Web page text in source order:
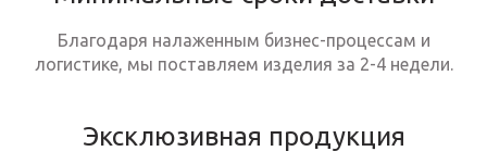
Благодаря налаженным бизнес-процессам и
логистике, мы поставляем изделия за 2-4 недели.
Эксклюзивная продукция